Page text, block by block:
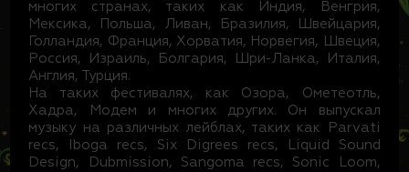
многих странах, таких как Индия, Венгрия,
Мексика, Польша, Ливан, Бразилия, Швейцария,
Голландия, Франция, Хорватия, Норвегия, Швеция,
Россия, Израиль, Болгария, Шри-Ланка, Италия,
Англия, Турция.
На таких фестивалях, как Озора, Ометеотль,
Хадра, Модем и многих других. Он выпускал
музыку на различных лейблах, таких как Parvati
recs, Iboga recs, Six Digrees recs, Liquid Sound
Design, Dubmission, Sangoma recs, Sonic Loom,